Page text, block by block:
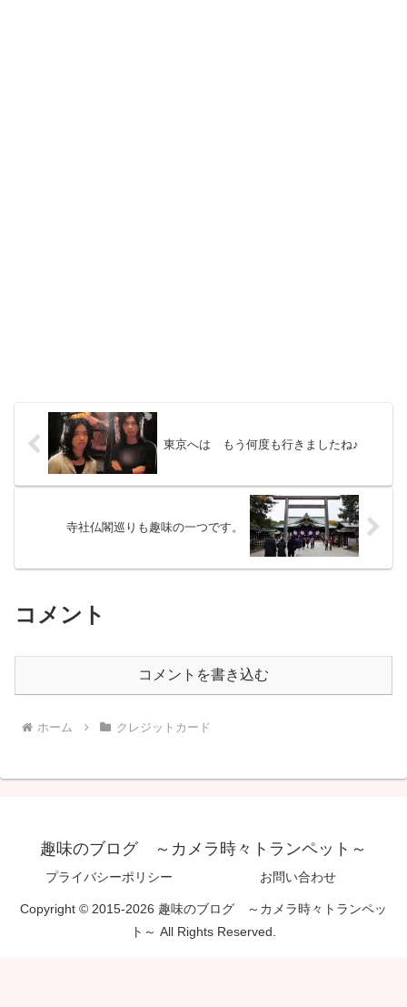
東京へは もう何度も行きましたね♪
寺社仏閣巡りも趣味の一つです。
コメント
コメントを書き込む
ホーム クレジットカード
趣味のブログ ～カメラ時々トランペット～
プライバシーポリシー お問い合わせ
Copyright © 2015-2026 趣味のブログ ～カメラ時々トランペッ
ト～ All Rights Reserved.